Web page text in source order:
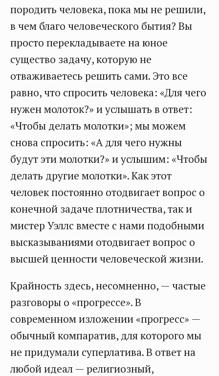
породить человека, пока мы не решили,
в чем благо человеческого бытия? Вы
просто перекладываете на юное
существо задачу, которую не
отваживаетесь решить сами. Это все
равно, что спросить человека: «Для чего
нужен молоток?» и услышать в ответ:
«Чтобы делать молотки»; мы можем
снова спросить: «А для чего нужны
будут эти молотки?» и услышим: «Чтобы
делать другие молотки». Как этот
человек постоянно отодвигает вопрос о
конечной задаче плотничества, так и
мистер Уэллс вместе с нами подобными
высказываниями отодвигает вопрос о
высшей ценности человеческой жизни.
Крайность здесь, несомненно, — частые
разговоры о «прогрессе». В
современном изложении «прогресс» —
обычный компаратив, для которого мы
не придумали суперлатива. В ответ на
любой идеал — религиозный,